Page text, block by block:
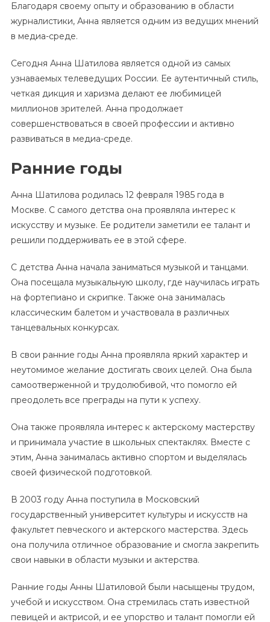
Благодаря своему опыту и образованию в области
журналистики, Анна является одним из ведущих мнений
в медиа-среде.
Сегодня Анна Шатилова является одной из самых
узнаваемых телеведущих России. Ее аутентичный стиль,
четкая дикция и харизма делают ее любимицей
миллионов зрителей. Анна продолжает
совершенствоваться в своей профессии и активно
развиваться в медиа-среде.
Ранние годы
Анна Шатилова родилась 12 февраля 1985 года в
Москве. С самого детства она проявляла интерес к
искусству и музыке. Ее родители заметили ее талант и
решили поддерживать ее в этой сфере.
С детства Анна начала заниматься музыкой и танцами.
Она посещала музыкальную школу, где научилась играть
на фортепиано и скрипке. Также она занималась
классическим балетом и участвовала в различных
танцевальных конкурсах.
В свои ранние годы Анна проявляла яркий характер и
неутомимое желание достигать своих целей. Она была
самоотверженной и трудолюбивой, что помогло ей
преодолеть все преграды на пути к успеху.
Она также проявляла интерес к актерскому мастерству
и принимала участие в школьных спектаклях. Вместе с
этим, Анна занималась активно спортом и выделялась
своей физической подготовкой.
В 2003 году Анна поступила в Московский
государственный университет культуры и искусств на
факультет певческого и актерского мастерства. Здесь
она получила отличное образование и смогла закрепить
свои навыки в области музыки и актерства.
Ранние годы Анны Шатиловой были насыщены трудом,
учебой и искусством. Она стремилась стать известной
певицей и актрисой, и ее упорство и талант помогли ей